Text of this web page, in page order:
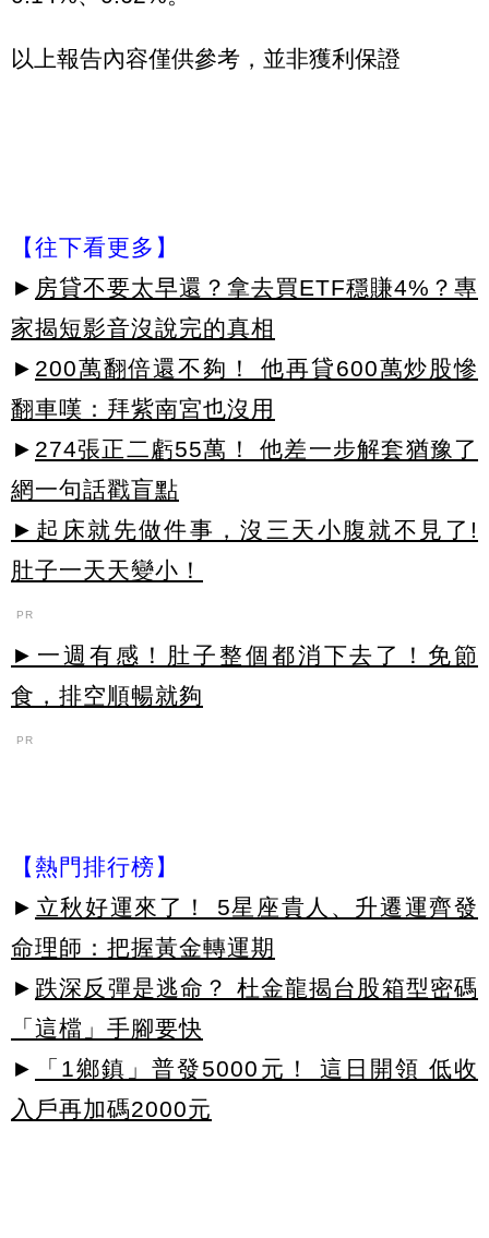
以上報告內容僅供參考，並非獲利保證
【往下看更多】
► 房貸不要太早還？拿去買ETF穩賺4%？專
家揭短影音沒說完的真相
► 200萬翻倍還不夠！ 他再貸600萬炒股慘
翻車嘆：拜紫南宮也沒用
► 274張正二虧55萬！ 他差一步解套猶豫了
網一句話戳盲點
►起床就先做件事，沒三天小腹就不見了!
肚子一天天變小！
PR
►一週有感！肚子整個都消下去了！免節
食，排空順暢就夠
PR
【熱門排行榜】
► 立秋好運來了！ 5星座貴人、升遷運齊發
命理師：把握黃金轉運期
► 跌深反彈是逃命？ 杜金龍揭台股箱型密碼
「這檔」手腳要快
►
「1鄉鎮」普發5000元！ 這日開領 低收
入戶再加碼2000元